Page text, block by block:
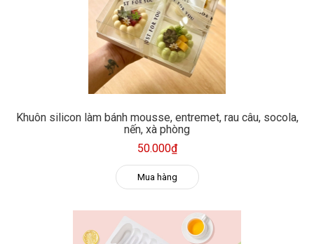
Khuôn silicon làm bánh mousse, entremet, rau câu, socola,
nến, xà phòng
50.000₫
Mua hàng